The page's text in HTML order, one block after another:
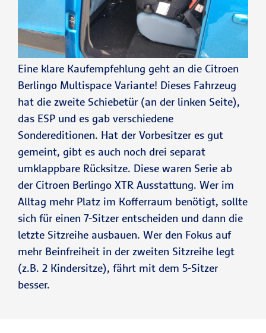
Eine klare Kaufempfehlung geht an die Citroen
Berlingo Multispace Variante! Dieses Fahrzeug
hat die zweite Schiebetür (an der linken Seite),
das ESP und es gab verschiedene
Sondereditionen. Hat der Vorbesitzer es gut
gemeint, gibt es auch noch drei separat
umklappbare Rücksitze. Diese waren Serie ab
der Citroen Berlingo XTR Ausstattung. Wer im
Alltag mehr Platz im Kofferraum benötigt, sollte
sich für einen 7-Sitzer entscheiden und dann die
letzte Sitzreihe ausbauen. Wer den Fokus auf
mehr Beinfreiheit in der zweiten Sitzreihe legt
(z.B. 2 Kindersitze), fährt mit dem 5-Sitzer
besser.